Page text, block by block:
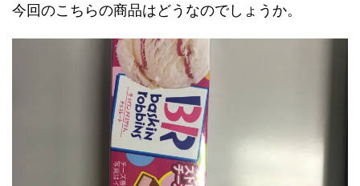
今回のこちらの商品はどうなのでしょうか。